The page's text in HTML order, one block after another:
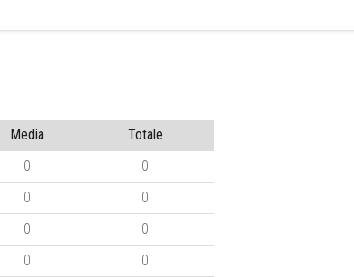
Media
Totale
0
0
0
0
0
0
0
0